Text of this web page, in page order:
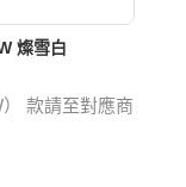
燦雪白
款請至對應商